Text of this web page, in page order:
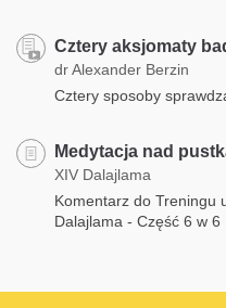
Cztery aksjomaty
dr Alexander Berzin
Cztery sposoby
Medytacja nad
XIV Dalajlama
Komentarz do Treningu
Dalajlama - Część 6 w 6